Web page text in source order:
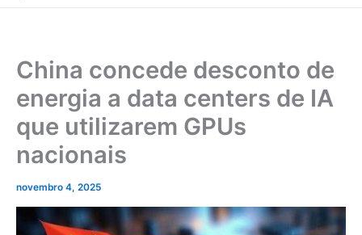
China concede desconto de
energia a data centers de IA
que utilizarem GPUs
nacionais
novembro 4, 2025